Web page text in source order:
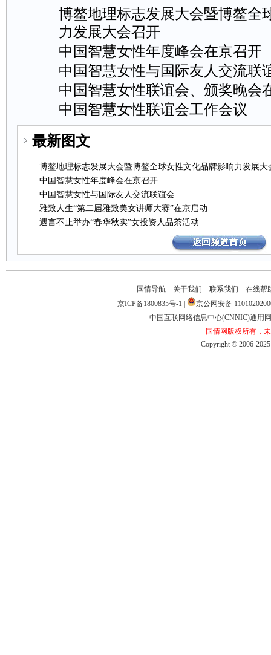
博鳌地理标志发展大会暨博鳌全
力发展大会召开
中国智慧女性年度峰会在京召开
中国智慧女性与国际友人交流联
中国智慧女性联谊会、颁奖晚会
中国智慧女性联谊会工作会议
最新图文
博鳌地理标志发展大会暨博鳌全球女性文化品牌影响力发展大
中国智慧女性年度峰会在京召开
中国智慧女性与国际友人交流联谊会
雅致人生“第二届雅致美女讲师大赛”在京启动
遇言不止举办“春华秋实”女投资人品茶活动
国情导航 关于我们 联系我们
在线帮
京ICP备1800835号-1
京公网安备
中国互联网络信息中心(CNNIC)通用
国情网版权所有，
Copyright©2006-